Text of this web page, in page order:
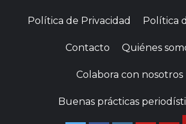
Política de Privacidad Política
Contacto Quiénes
Colabora con nosotros
Buenas prácticas